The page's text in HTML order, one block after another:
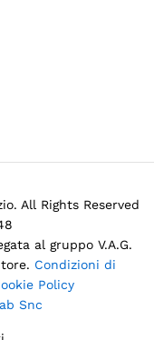
All Rights Reserved
al gruppo V.A.G.
Condizioni di
Policy
Snc